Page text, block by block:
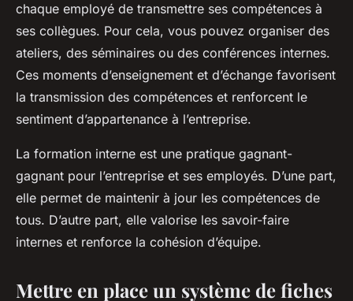
chaque employé de transmettre ses compétences à
ses collègues. Pour cela, vous pouvez organiser des
ateliers, des séminaires ou des conférences internes.
Ces moments d’enseignement et d’échange favorisent
la transmission des compétences et renforcent le
sentiment d’appartenance à l’entreprise.
La formation interne est une pratique gagnant-
gagnant pour l’entreprise et ses employés. D’une part,
elle permet de maintenir à jour les compétences de
tous. D’autre part, elle valorise les savoir-faire
internes et renforce la cohésion d’équipe.
Mettre en place un système de fiches